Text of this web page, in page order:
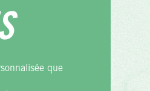
que